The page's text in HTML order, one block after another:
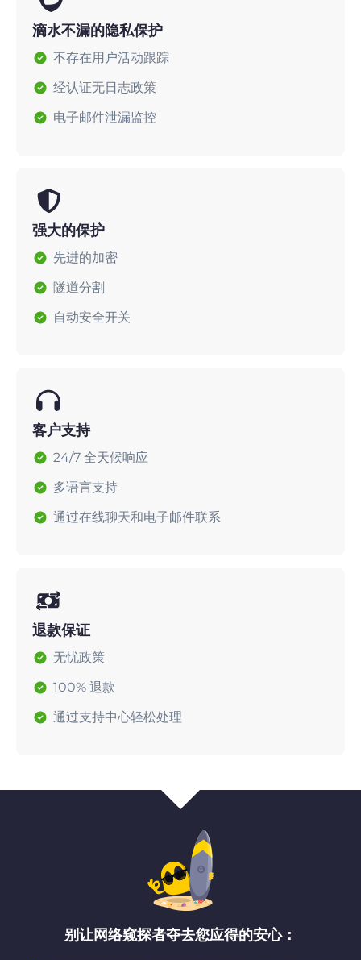
滴水不漏的隐私保护
不存在用户活动跟踪
经认证无日志政策
电子邮件泄漏监控
强大的保护
先进的加密
隧道分割
自动安全开关
客户支持
24/7 全天候响应
多语言支持
通过在线聊天和电子邮件联系
退款保证
无忧政策
100% 退款
通过支持中心轻松处理
别让网络窥探者夺去您应得的安心：